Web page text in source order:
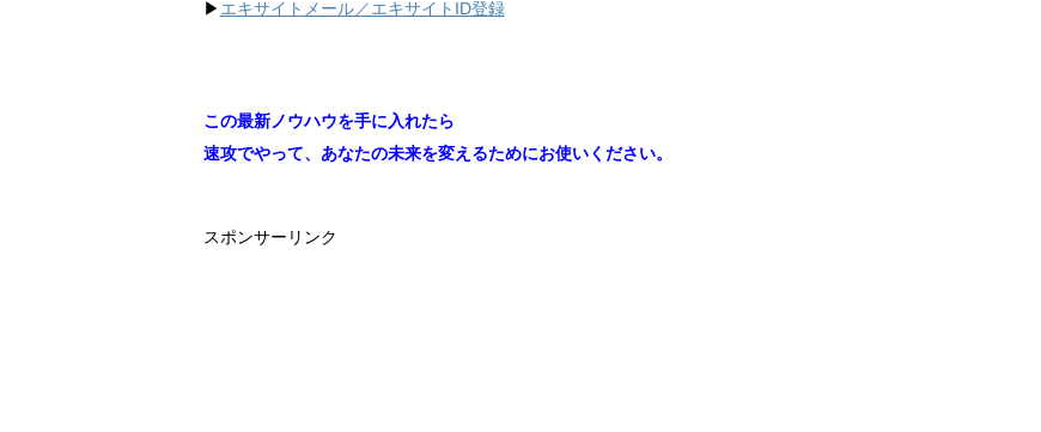
▶︎ エキサイトメール／エキサイトID登録
この最新ノウハウを手に入れたら
速攻でやって、あなたの未来を変えるためにお使いください。
スポンサーリンク